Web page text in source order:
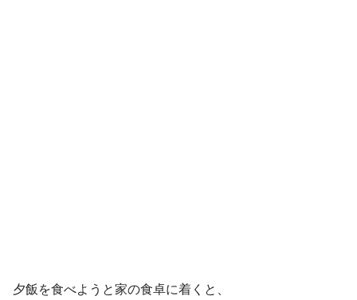
夕飯を食べようと家の食卓に着くと、